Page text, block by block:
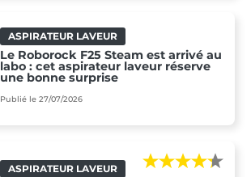
ASPIRATEUR LAVEUR
Le Roborock F25 Steam est arrivé au
labo : cet aspirateur laveur réserve
une bonne surprise
Publié le 27/07/2026
ASPIRATEUR LAVEUR